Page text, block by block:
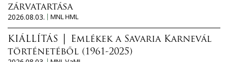
zárvatartása
2026.08.03.
MNL HML
KIÁLLÍTÁS │ Emlékek a Savaria Karnevál
történetéből (1961-2025)